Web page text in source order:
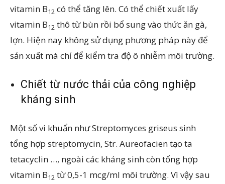
vitamin B12 có thể tăng lên. Có thể chiết xuất lấy
vitamin B12 thô từ bùn rồi bổ sung vào thức ăn gà,
lợn. Hiện nay không sử dụng phương pháp này để
sản xuất mà chỉ để kiểm tra độ ô nhiễm môi trường.
Chiết từ nước thải của công nghiệp
kháng sinh
Một số vi khuẩn như Streptomyces griseus sinh
tổng hợp streptomycin, Str. Aureofacien tạo ta
tetacyclin …, ngoài các kháng sinh còn tổng hợp
vitamin B12 từ 0,5-1 mcg/ml môi trường. Vì vậy sau